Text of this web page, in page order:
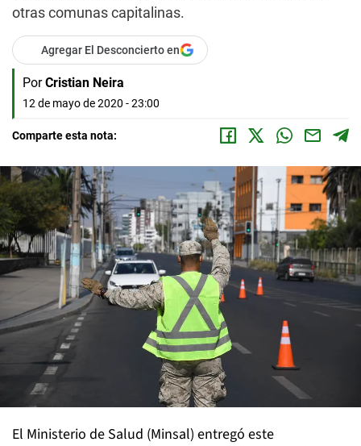
otras comunas capitalinas.
Agregar El Desconcierto en
Por Cristian Neira
12 de mayo de 2020 - 23:00
Comparte esta nota:
El Ministerio de Salud (Minsal) entregó este